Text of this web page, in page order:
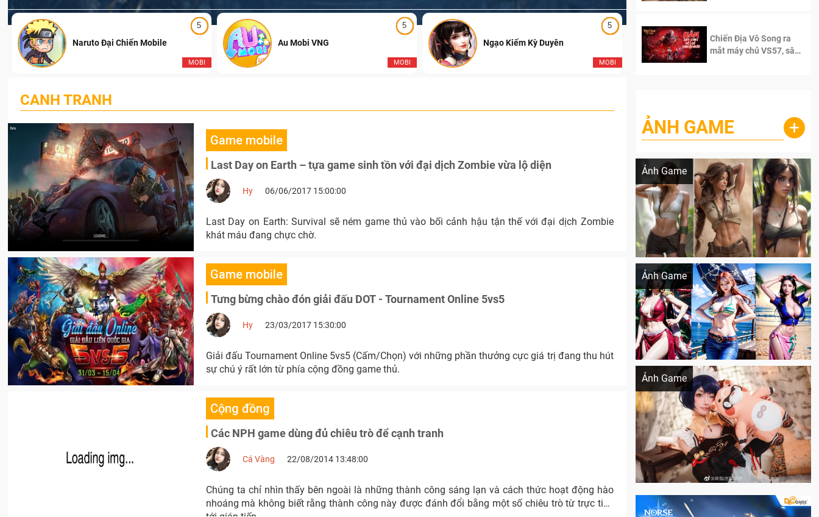
5
MOBI
Naruto Đại Chiến Mobile
5
MOBI
Au Mobi VNG
5
MOBI
Ngạo Kiếm Kỳ Duyên Ngạo Thiên Mobile
CANH TRANH
Game mobile
Last Day on Earth – tựa game sinh tồn với đại dịch Zombie vừa lộ diện
Hy 06/06/2017 15:00:00
Last Day on Earth: Survival sẽ ném game thủ vào bối cảnh hậu tận thế với đại dịch Zombie
khát máu đang chực chờ.
Game mobile
Tưng bừng chào đón giải đấu DOT - Tournament Online 5vs5
Hy 23/03/2017 15:30:00
Giải đấu Tournament Online 5vs5 (Cấm/Chọn) với những phần thưởng cực giá trị đang thu hút
sự chú ý rất lớn từ phía cộng đồng game thủ.
Cộng đồng
Các NPH game dùng đủ chiêu trò để cạnh tranh
Cá Vàng 22/08/2014 13:48:00
Chúng ta chỉ nhìn thấy bên ngoài là những thành công sáng lạn và cách thức hoạt động hào
nhoáng mà không biết rằng thành công này được đánh đổi bằng một số chiêu trò từ trực tiếp
Chiến Địa Vô Song ra
mắt máy chủ VS57, sân
ẢNH GAME +
Ảnh Game
Lala Croft vừa nóng vừa xinh dưới nét vẽ
Ảnh Game
Khi AI Cosplay gái đẹp One Piece
Ảnh Game
Cosplay Xiangling siêu cute